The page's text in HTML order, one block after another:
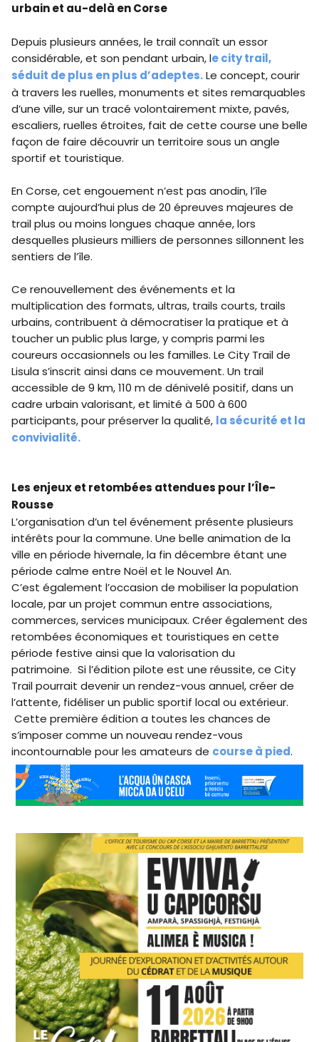
urbain et au-delà en Corse
Depuis plusieurs années, le trail connaît un essor
considérable, et son pendant urbain, le city trail,
séduit de plus en plus d’adeptes.Le concept, courir
à travers les ruelles, monuments et sites remarquables
d’une ville, sur un tracé volontairement mixte, pavés,
escaliers, ruelles étroites, fait de cette course une belle
façon de faire découvrir un territoire sous un angle
sportif et touristique.
En Corse, cet engouement n’est pas anodin, l’île
compte aujourd’hui plus de 20 épreuves majeures de
trail plus ou moins longues chaque année, lors
desquelles plusieurs milliers de personnes sillonnent les
sentiers de l’île.
Ce renouvellement des événements et la
multiplication des formats, ultras, trails courts, trails
urbains, contribuent à démocratiser la pratique et à
toucher un public plus large, y compris parmi les
coureurs occasionnels ou les familles. Le City Trail de
Lisula s’inscrit ainsi dans ce mouvement. Un trail
accessible de 9 km, 110 m de dénivelé positif, dans un
cadre urbain valorisant, et limité à 500 à 600
participants, pour préserver la qualité, la sécurité et la
convivialité.
Les enjeux et retombées attendues pour l’Île-
Rousse
L’organisation d’un tel événement présente plusieurs
intérêts pour la commune. Une belle animation de la
ville en période hivernale, la fin décembre étant une
période calme entre Noël et le Nouvel An.
C’est également l’occasion de mobiliser la population
locale, par un projet commun entre associations,
commerces, services municipaux. Créer également des
retombées économiques et touristiques en cette
période festive ainsi que la valorisation du
patrimoine. Si l’édition pilote est une réussite, ce City
Trail pourrait devenir un rendez-vous annuel, créer de
l’attente, fidéliser un public sportif local ou extérieur.
Cette première édition a toutes les chances de
s’imposer comme un nouveau rendez-vous
incontournable pour les amateurs de course à pied.